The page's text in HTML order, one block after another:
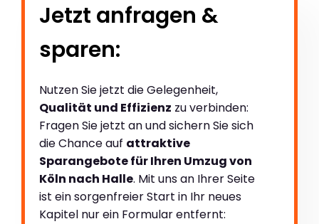
Jetzt anfragen &
sparen:
Nutzen Sie jetzt die Gelegenheit,
Qualität und Effizienz zu verbinden:
Fragen Sie jetzt an und sichern Sie sich
die Chance auf attraktive
Sparangebote für Ihren Umzug von
Köln nach Halle. Mit uns an Ihrer Seite
ist ein sorgenfreier Start in Ihr neues
Kapitel nur ein Formular entfernt: